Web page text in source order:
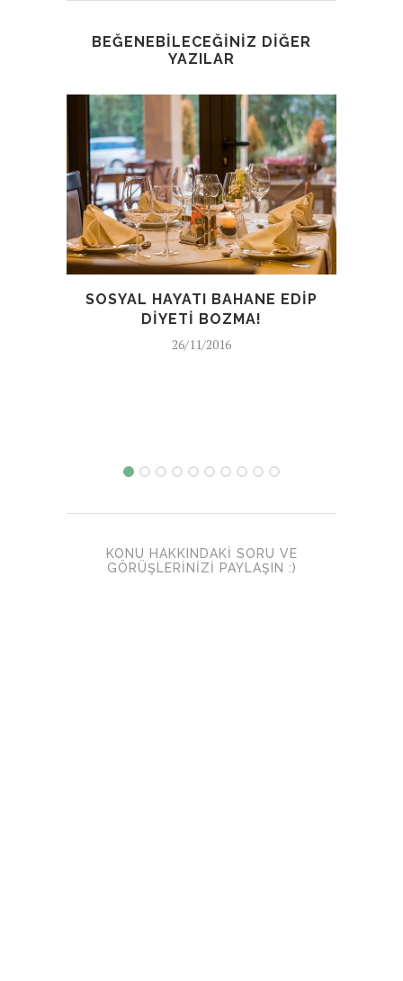
BEĞENEBILECEĞINIZ DIĞER
YAZILAR
SOSYAL HAYATI BAHANE EDIP
DIYETI BOZMA!
26/11/2016
KONU HAKKINDAKI SORU VE
GÖRÜŞLERINIZI PAYLAŞIN :)